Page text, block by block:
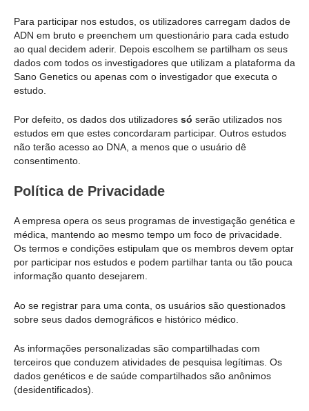
Para participar nos estudos, os utilizadores carregam dados de
ADN em bruto e preenchem um questionário para cada estudo
ao qual decidem aderir. Depois escolhem se partilham os seus
dados com todos os investigadores que utilizam a plataforma da
Sano Genetics ou apenas com o investigador que executa o
estudo.
Por defeito, os dados dos utilizadores só serão utilizados nos
estudos em que estes concordaram participar. Outros estudos
não terão acesso ao DNA, a menos que o usuário dê
consentimento.
Política de Privacidade
A empresa opera os seus programas de investigação genética e
médica, mantendo ao mesmo tempo um foco de privacidade.
Os termos e condições estipulam que os membros devem optar
por participar nos estudos e podem partilhar tanta ou tão pouca
informação quanto desejarem.
Ao se registrar para uma conta, os usuários são questionados
sobre seus dados demográficos e histórico médico.
As informações personalizadas são compartilhadas com
terceiros que conduzem atividades de pesquisa legítimas. Os
dados genéticos e de saúde compartilhados são anônimos
(desidentificados).